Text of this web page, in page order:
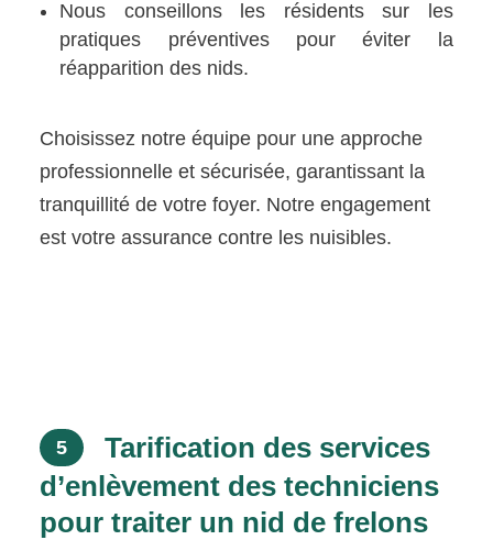
Nous conseillons les résidents sur les
pratiques préventives pour éviter la
réapparition des nids.
Choisissez notre équipe pour une approche
professionnelle et sécurisée, garantissant la
tranquillité de votre foyer. Notre engagement
est votre assurance contre les nuisibles.
5
Tarification des services
d’enlèvement des techniciens
pour traiter un nid de frelons